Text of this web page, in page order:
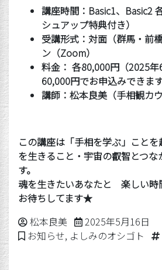
講座時間： Basic1、 Basic2
シュアップ特典付き）
受講形式：対面（群馬・前
ン（Zoom）
料金： 各80,000円（2025年
60,000円でお申込みできます
講師：松本良美（手相観カ
この講座は「手相を学ぶ」こと
を生きること・宇宙の叡智とつ
す。
魂を生きたいあなたと 楽しい時
お待ちしてます★
Posted by
松本良美 2025年5月16日
Posted in
お知らせ, よしみのオシゴト